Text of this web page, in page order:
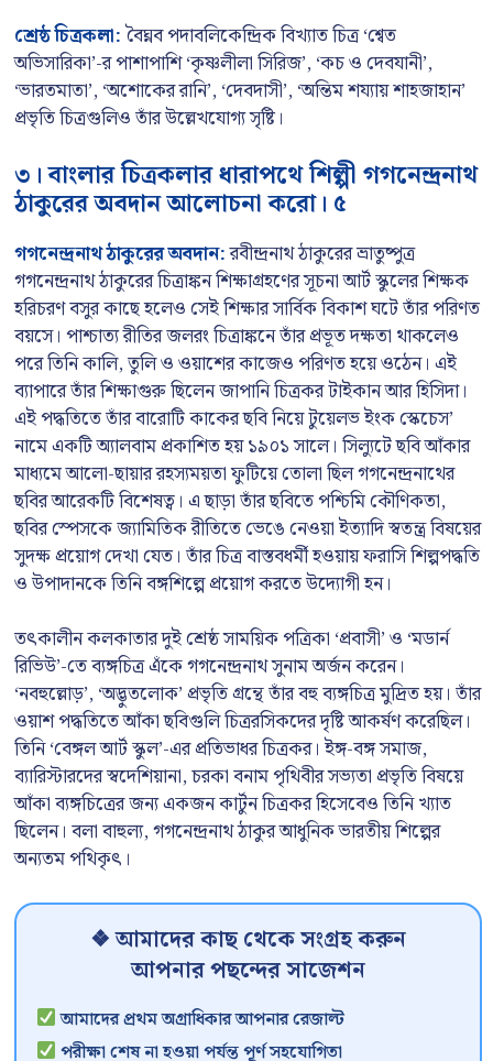
শ্রেষ্ঠ চিত্রকলা:বৈঘ্নব পদাবলিকেন্দ্রিক বিখ্যাত চিত্র ‘শ্বেত
অভিসারিকা’-র পাশাপাশি ‘কৃষ্ণলীলা সিরিজ’, ‘কচ ও দেবযানী’,
‘ভারতমাতা’, ‘অশোকের রানি’, ‘দেবদাসী’, ‘অন্তিম শয্যায় শাহজাহান’
প্রভৃতি চিত্রগুলিও তাঁর উল্লেখযোগ্য সৃষ্টি।
৩। বাংলার চিত্রকলার ধারাপথে শিল্পী গগনেন্দ্রনাথ
ঠাকুরের অবদান আলোচনা করো। ৫
গগনেন্দ্রনাথ ঠাকুরের অবদান:রবীন্দ্রনাথ ঠাকুরের ভ্রাতুষ্পুত্র
গগনেন্দ্রনাথ ঠাকুরের চিত্রাঙ্কন শিক্ষাগ্রহণের সূচনা আর্ট স্কুলের শিক্ষক
হরিচরণ বসুর কাছে হলেও সেই শিক্ষার সার্বিক বিকাশ ঘটে তাঁর পরিণত
বয়সে। পাশ্চাত্য রীতির জলরং চিত্রাঙ্কনে তাঁর প্রভূত দক্ষতা থাকলেও
পরে তিনি কালি, তুলি ও ওয়াশের কাজেও পরিণত হয়ে ওঠেন। এই
ব্যাপারে তাঁর শিক্ষাগুরু ছিলেন জাপানি চিত্রকর টাইকান আর হিসিদা।
এই পদ্ধতিতে তাঁর বারোটি কাকের ছবি নিয়ে টুয়েলভ ইংক স্কেচেস’
নামে একটি অ্যালবাম প্রকাশিত হয় ১৯০১ সালে। সিল্যুটে ছবি আঁকার
মাধ্যমে আলো-ছায়ার রহস্যময়তা ফুটিয়ে তোলা ছিল গগনেন্দ্রনাথের
ছবির আরেকটি বিশেষত্ব। এ ছাড়া তাঁর ছবিতে পশ্চিমি কৌণিকতা,
ছবির স্পেসকে জ্যামিতিক রীতিতে ভেঙে নেওয়া ইত্যাদি স্বতন্ত্র বিষয়ের
সুদক্ষ প্রয়োগ দেখা যেত। তাঁর চিত্র বাস্তবধর্মী হওয়ায় ফরাসি শিল্পপদ্ধতি
ও উপাদানকে তিনি বঙ্গশিল্পে প্রয়োগ করতে উদ্যোগী হন।
তৎকালীন কলকাতার দুই শ্রেষ্ঠ সাময়িক পত্রিকা ‘প্রবাসী’ ও ‘মডার্ন
রিভিউ’-তে ব্যঙ্গচিত্র এঁকে গগনেন্দ্রনাথ সুনাম অর্জন করেন।
‘নবহুল্লোড়’, ‘অদ্ভুতলোক’ প্রভৃতি গ্রন্থে তাঁর বহু ব্যঙ্গচিত্র মুদ্রিত হয়। তাঁর
ওয়াশ পদ্ধতিতে আঁকা ছবিগুলি চিত্ররসিকদের দৃষ্টি আকর্ষণ করেছিল।
তিনি ‘বেঙ্গল আর্ট স্কুল’-এর প্রতিভাধর চিত্রকর। ইঙ্গ-বঙ্গ সমাজ,
ব্যারিস্টারদের স্বদেশিয়ানা, চরকা বনাম পৃথিবীর সভ্যতা প্রভৃতি বিষয়ে
আঁকা ব্যঙ্গচিত্রের জন্য একজন কার্টুন চিত্রকর হিসেবেও তিনি খ্যাত
ছিলেন। বলা বাহুল্য, গগনেন্দ্রনাথ ঠাকুর আধুনিক ভারতীয় শিল্পের
অন্যতম পথিকৃৎ।
❖ আমাদের কাছ থেকে সংগ্রহ করুন
আপনার পছন্দের সাজেশন
আমাদের প্রথম অগ্রাধিকার আপনার রেজাল্ট
পরীক্ষা শেষ না হওয়া পর্যন্ত পূর্ণ সহযোগিতা